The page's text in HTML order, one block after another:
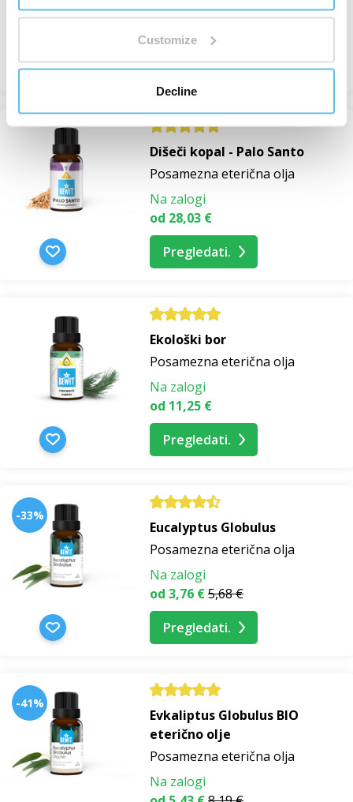
Customize
Decline
Na zalogi
Pregledati.
Dišeči kopal - Palo Santo
Posamezna eterična olja
Na zalogi
od 28,03 €
Pregledati.
Ekološki bor
Posamezna eterična olja
Na zalogi
od 11,25 €
Pregledati.
-33%
Eucalyptus Globulus
Posamezna eterična olja
Na zalogi
od 3,76 €5,68 €
Pregledati.
-41%
Evkaliptus Globulus BIO
eterično olje
Posamezna eterična olja
Na zalogi